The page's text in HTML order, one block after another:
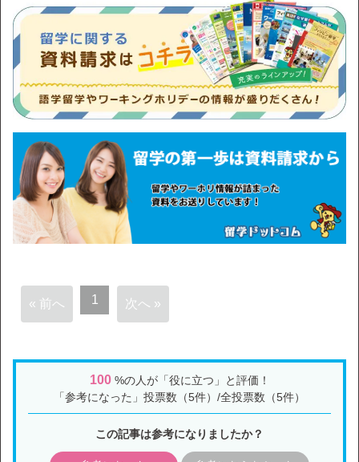
« 前へ 1 次へ »
100%の人が「役に立つ」と評価！
「参考になった」投票数（5件）/全投票数（5件）
この記事は参考になりましたか？